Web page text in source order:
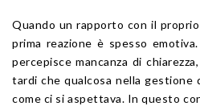
Quando un rapporto con il
prima reazione è spesso
percepisce mancanza di
tardi che qualcosa nella gestione
come ci si aspettava. In questo